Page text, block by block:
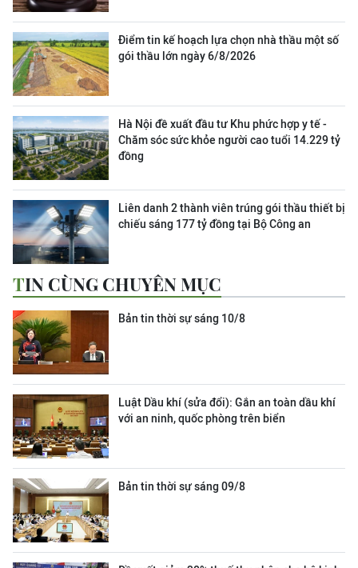
Điểm tin kế hoạch lựa chọn nhà thầu một số
gói thầu lớn ngày 6/8/2026
Hà Nội đề xuất đầu tư Khu phức hợp y tế -
Chăm sóc sức khỏe người cao tuổi 14.229 tỷ
đồng
Liên danh 2 thành viên trúng gói thầu thiết bị
chiếu sáng 177 tỷ đồng tại Bộ Công an
TIN CÙNG CHUYÊN MỤC
Bản tin thời sự sáng 10/8
Luật Dầu khí (sửa đổi): Gắn an toàn dầu khí
với an ninh, quốc phòng trên biển
Bản tin thời sự sáng 09/8